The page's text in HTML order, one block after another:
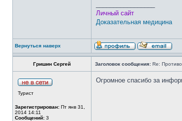
Личный сайт
Доказательная медицина
Вернуться наверх
Гришин Сергей Заголовок сообщения: Re:
Турист
Зарегистрирован: Пт янв 31,
2014 14:11
Сообщений: 3
Огромное спасибо за